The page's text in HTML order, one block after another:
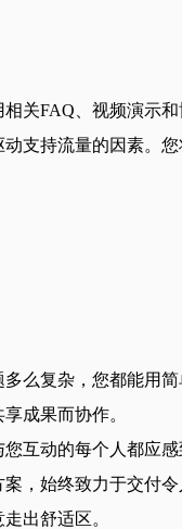
关FAQ、视频演示
支持流量的因素。
么复杂，您都能用简
成果而协作。
互动的每个人都应感
，始终致力于交付令
出舒适区。